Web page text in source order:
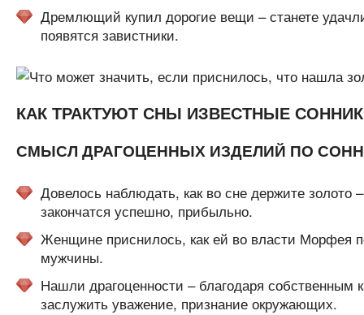
Дремлющий купил дорогие вещи – станете
появятся завистники.
КАК ТРАКТУЮТ СНЫ ИЗВЕСТНЫЕ
СМЫСЛ ДРАГОЦЕННЫХ ИЗДЕЛИЙ ПО
Довелось наблюдать, как во сне держите золото
закончатся успешно, прибыльно.
Женщине приснилось, как ей во власти Морфея
мужчины.
Нашли драгоценности – благодаря собственным
заслужить уважение, признание окружающих.